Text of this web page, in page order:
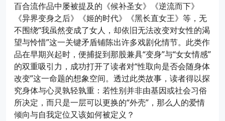
百合流作品中屡被提及的《候补圣女》《逆流而下》
《异界变身之后》《姬的时代》《黑长直女王》等，无
不围绕“我虽然变成了女人，却依旧无法改变对女性的渴
望与怜惜”这一关键矛盾铺陈出许多戏剧化情节。此类作
品在早期兴起时，便捕捉到那股兼具“变身”与“女女情感”
的双重吸引力，成功打开了读者对“性取向是否会随身体
改变”这一命题的想象空间。透过此类故事，读者得以探
究身体与心灵孰轻孰重：若性别并非由基因或社会习俗
所决定，而只是一层可以更换的“外壳”，那么人的爱情
倾向与自我定位又该如何被定义？